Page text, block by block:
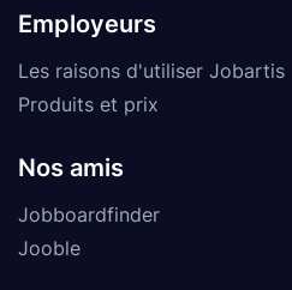
Employeurs
Les raisons d'utiliser Jobartis
Produits et prix
Nos amis
Jobboardfinder
Jooble